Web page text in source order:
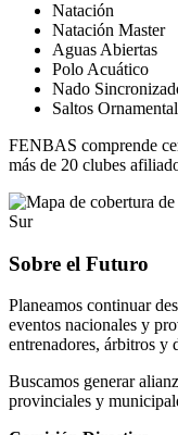
Natación
Natación Master
Aguas Abiertas
Polo Acuático
Nado
Saltos
FENBAS comprende
más de 20 clubes
Sobre el Futuro
Planeamos continuar
eventos nacionales y
entrenadores, árbitros y
Buscamos generar
provinciales y